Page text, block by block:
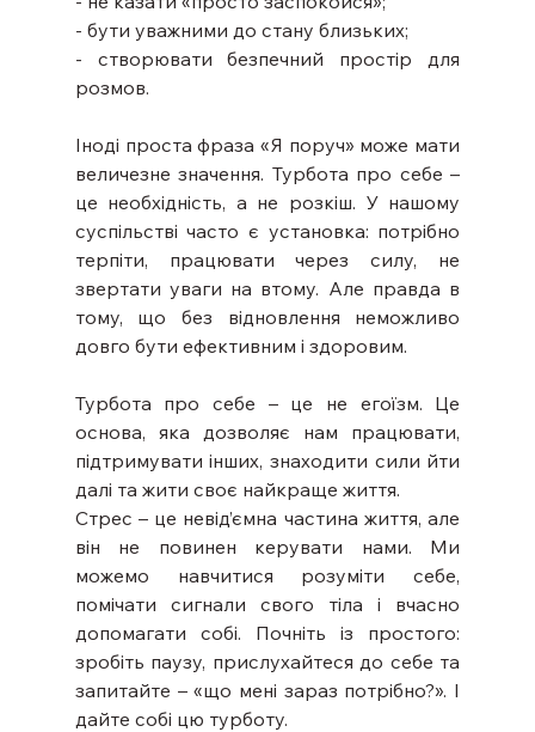
- бути уважними до стану близьких;
- створювати безпечний простір для
розмов.
Іноді проста фраза «Я поруч» може мати
величезне значення. Турбота про себе –
це необхідність, а не розкіш. У нашому
суспільстві часто є установка: потрібно
терпіти, працювати через силу, не
звертати уваги на втому. Але правда в
тому, що без відновлення неможливо
довго бути ефективним і здоровим.
Турбота про себе – це не егоїзм. Це
основа, яка дозволяє нам працювати,
підтримувати інших, знаходити сили йти
далі та жити своє найкраще життя.
Стрес – це невід’ємна частина життя, але
він не повинен керувати нами. Ми
можемо навчитися розуміти себе,
помічати сигнали свого тіла і вчасно
допомагати собі. Почніть із простого:
зробіть паузу, прислухайтеся до себе та
запитайте – «що мені зараз потрібно?». І
дайте собі цю турботу.